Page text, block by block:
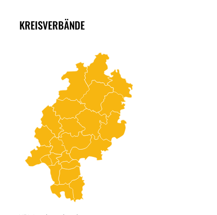
KREISVERBÄNDE